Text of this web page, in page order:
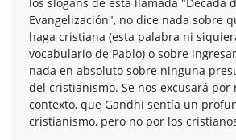
Evangelización", no dice nada sobre
haga cristiana (esta palabra ni
vocabulario de Pablo) o sobre
nada en absoluto sobre ninguna
del cristianismo. Se nos excusará por
contexto, que Gandhi sentía un
cristianismo, pero no por los